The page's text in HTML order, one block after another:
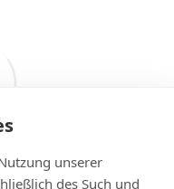
unserer
des Such und